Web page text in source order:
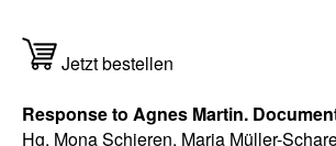
Jetzt bestellen
Response to Agnes Martin.
Hg. Mona Schieren, Maria Müller-